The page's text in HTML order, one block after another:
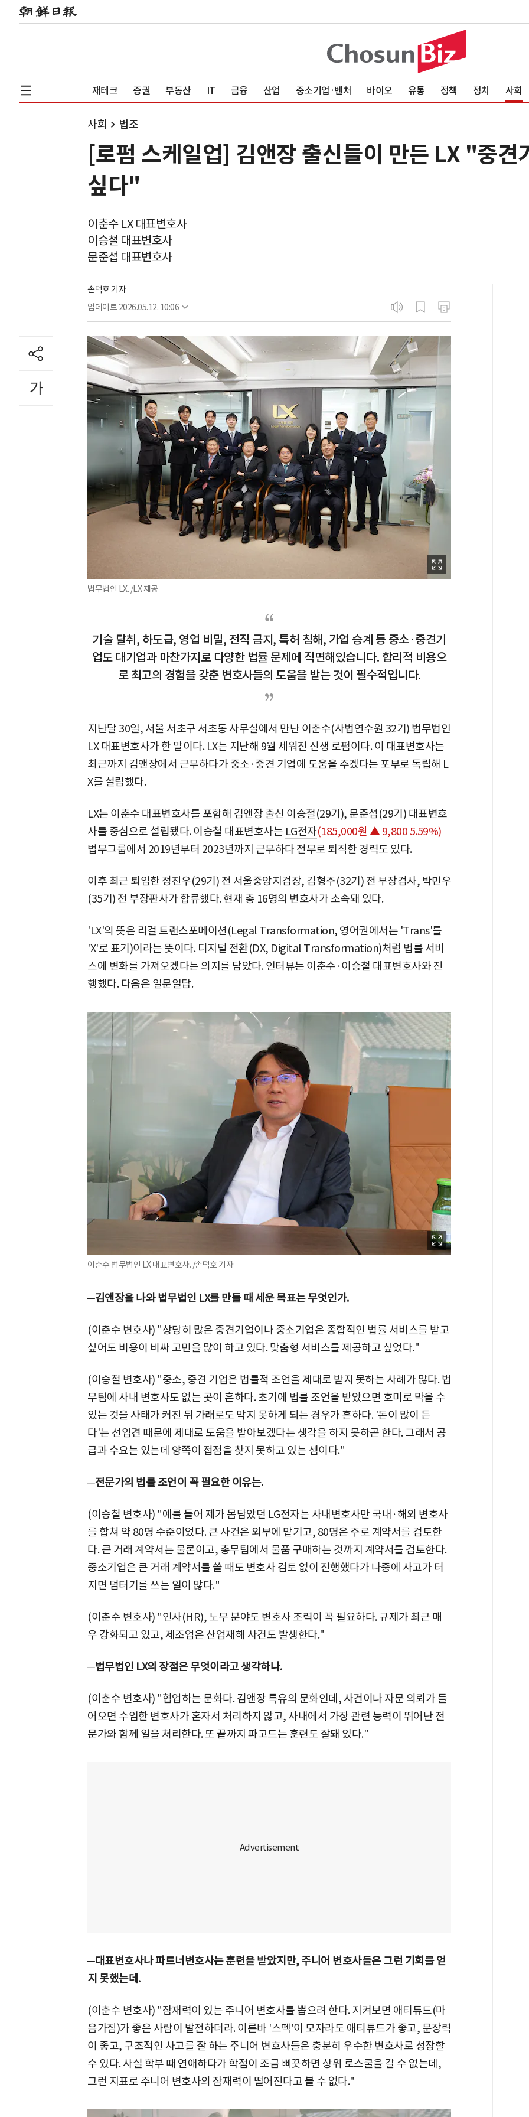
재테크 증권 부동산 IT 금융 산업 중소기업·벤처 바이오 유통 정책 정치 사회
사회 법조
[로펌 스케일업] 김앤장 출신들이 만든 LX "중견
싶다"
이춘수 LX 대표변호사
이승철 대표변호사
문준섭 대표변호사
손덕호 기자
업데이트 2026.05.12. 10:06
법무법인 LX. /LX 제공
기술 탈취, 하도급, 영업 비밀, 전직 금지, 특허 침해, 가업 승계 등 중소·중견기
업도 대기업과 마찬가지로 다양한 법률 문제에 직면해있습니다. 합리적 비용으
로 최고의 경험을 갖춘 변호사들의 도움을 받는 것이 필수적입니다.
지난달 30일, 서울 서초구 서초동 사무실에서 만난 이춘수(사법연수원 32기) 법무법인
LX 대표변호사가 한 말이다. LX는 지난해 9월 세워진 신생 로펌이다. 이 대표변호사는
최근까지 김앤장에서 근무하다가 중소·중견 기업에 도움을 주겠다는 포부로 독립해 L
X를 설립했다.
LX는 이춘수 대표변호사를 포함해 김앤장 출신 이승철(29기), 문준섭(29기) 대표변호
사를 중심으로 설립됐다. 이승철 대표변호사는 LG전자(185,000원 ▲ 9,800 5.59%)
법무그룹에서 2019년부터 2023년까지 근무하다 전무로 퇴직한 경력도 있다.
이후 최근 퇴임한 정진우(29기) 전 서울중앙지검장, 김형주(32기) 전 부장검사, 박민우
(35기) 전 부장판사가 합류했다. 현재 총 16명의 변호사가 소속돼 있다.
'LX'의 뜻은 리걸 트랜스포메이션(Legal Transformation, 영어권에서는 'Trans'를
'X'로 표기)이라는 뜻이다. 디지털 전환(DX, Digital Transformation)처럼 법률 서비
스에 변화를 가져오겠다는 의지를 담았다. 인터뷰는 이춘수·이승철 대표변호사와 진
행했다. 다음은 일문일답.
이춘수 법무법인 LX 대표변호사. /손덕호 기자
─김앤장을 나와 법무법인 LX를 만들 때 세운 목표는 무엇인가.
(이춘수 변호사) "상당히 많은 중견기업이나 중소기업은 종합적인 법률 서비스를 받고
싶어도 비용이 비싸 고민을 많이 하고 있다. 맞춤형 서비스를 제공하고 싶었다."
(이승철 변호사) "중소, 중견 기업은 법률적 조언을 제대로 받지 못하는 사례가 많다. 법
무팀에 사내 변호사도 없는 곳이 흔하다. 초기에 법률 조언을 받았으면 호미로 막을 수
있는 것을 사태가 커진 뒤 가래로도 막지 못하게 되는 경우가 흔하다. '돈이 많이 든
다'는 선입견 때문에 제대로 도움을 받아보겠다는 생각을 하지 못하곤 한다. 그래서 공
급과 수요는 있는데 양쪽이 접점을 찾지 못하고 있는 셈이다."
─전문가의 법률 조언이 꼭 필요한 이유는.
(이승철 변호사) "예를 들어 제가 몸담았던 LG전자는 사내변호사만 국내·해외 변호사
를 합쳐 약 80명 수준이었다. 큰 사건은 외부에 맡기고, 80명은 주로 계약서를 검토한
다. 큰 거래 계약서는 물론이고, 총무팀에서 물품 구매하는 것까지 계약서를 검토한다.
중소기업은 큰 거래 계약서를 쓸 때도 변호사 검토 없이 진행했다가 나중에 사고가 터
지면 덤터기를 쓰는 일이 많다."
(이춘수 변호사) "인사(HR), 노무 분야도 변호사 조력이 꼭 필요하다. 규제가 최근 매
우 강화되고 있고, 제조업은 산업재해 사건도 발생한다."
─법무법인 LX의 장점은 무엇이라고 생각하나.
(이춘수 변호사) "협업하는 문화다. 김앤장 특유의 문화인데, 사건이나 자문 의뢰가 들
어오면 수임한 변호사가 혼자서 처리하지 않고, 사내에서 가장 관련 능력이 뛰어난 전
문가와 함께 일을 처리한다. 또 끝까지 파고드는 훈련도 잘돼 있다."
─대표변호사나 파트너변호사는 훈련을 받았지만, 주니어 변호사들은 그런 기회를 얻
지 못했는데.
(이춘수 변호사) "잠재력이 있는 주니어 변호사를 뽑으려 한다. 지켜보면 애티튜드(마
음가짐)가 좋은 사람이 발전하더라. 이른바 '스펙'이 모자라도 애티튜드가 좋고, 문장력
이 좋고, 구조적인 사고를 잘 하는 주니어 변호사들은 충분히 우수한 변호사로 성장할
수 있다. 사실 학부 때 연애하다가 학점이 조금 삐끗하면 상위 로스쿨을 갈 수 없는데,
그런 지표로 주니어 변호사의 잠재력이 떨어진다고 볼 수 없다."